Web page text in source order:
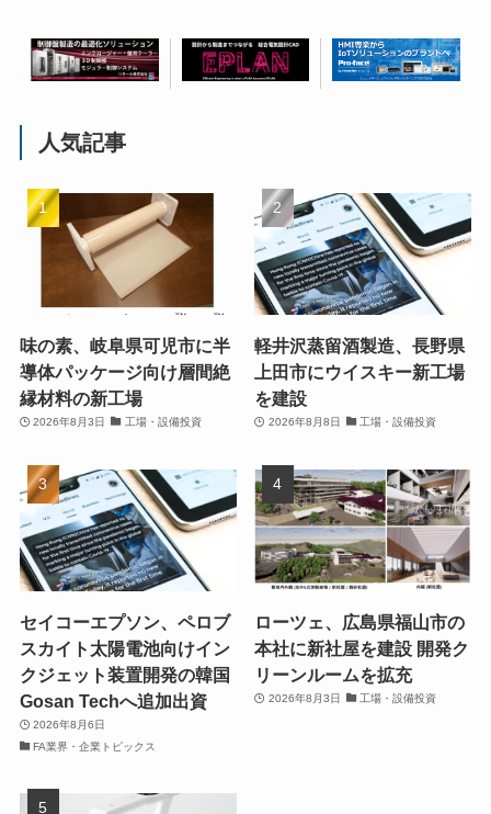
人気記事
味の素、岐阜県可児市に半
導体パッケージ向け層間絶
縁材料の新工場
2026年8月3日 工場・設備投資
軽井沢蒸留酒製造、長野県
上田市にウイスキー新工場
を建設
2026年8月8日 工場・設備投資
セイコーエプソン、ペロブ
スカイト太陽電池向けイン
クジェット装置開発の韓国
Gosan Techへ追加出資
2026年8月6日
FA業界・企業トピックス
ローツェ、広島県福山市の
本社に新社屋を建設 開発ク
リーンルームを拡充
2026年8月3日 工場・設備投資